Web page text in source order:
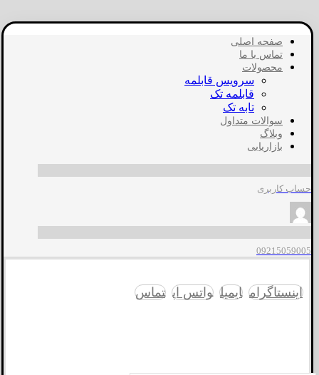
صفحه اصلی
تماس با ما
محصولات
سرویس قابلمه
قابلمه تک
تابه تک
سوالات متداول
وبلاگ
بازاریابی
حساب کاربری
09215059005
اینستاگرام ایمیل واتس اپ تماس